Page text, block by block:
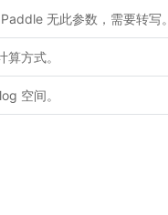
无此参数，需要转写。
方式。
空间。